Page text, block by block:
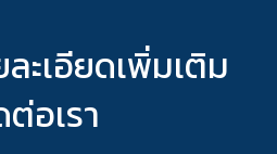
ะเอียดเพิ่มเติม
อเรา